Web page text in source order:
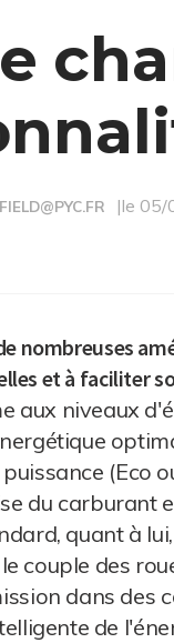
|le
nombreuses
et à faciliter
aux niveaux
(Eco
du carburant
quant à
couple des
dans des
de